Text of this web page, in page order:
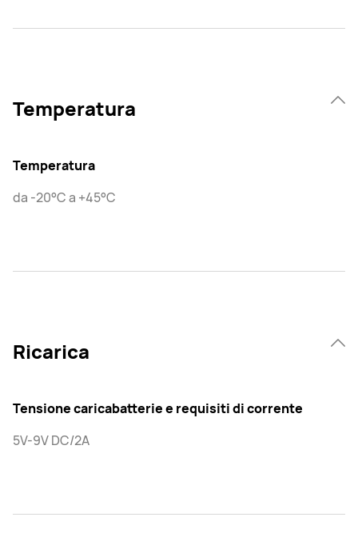
Temperatura
Temperatura
da -20°C a +45°C
Ricarica
Tensione caricabatterie e requisiti di corrente
5V-9V DC/2A